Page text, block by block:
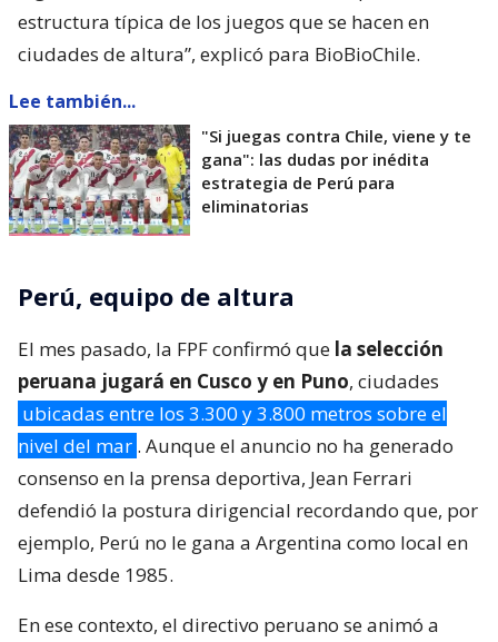
estructura típica de los juegos que se hacen en
ciudades de altura”, explicó para BioBioChile.
Lee también...
"Si juegas contra Chile, viene y te
gana": las dudas por inédita
estrategia de Perú para
eliminatorias
Perú, equipo de altura
El mes pasado, la FPF confirmó que la selección
peruana jugará en Cusco y en Puno, ciudades
ubicadas entre los 3.300 y 3.800 metros sobre el
nivel del mar . Aunque el anuncio no ha generado
consenso en la prensa deportiva, Jean Ferrari
defendió la postura dirigencial recordando que, por
ejemplo, Perú no le gana a Argentina como local en
Lima desde 1985.
En ese contexto, el directivo peruano se animó a